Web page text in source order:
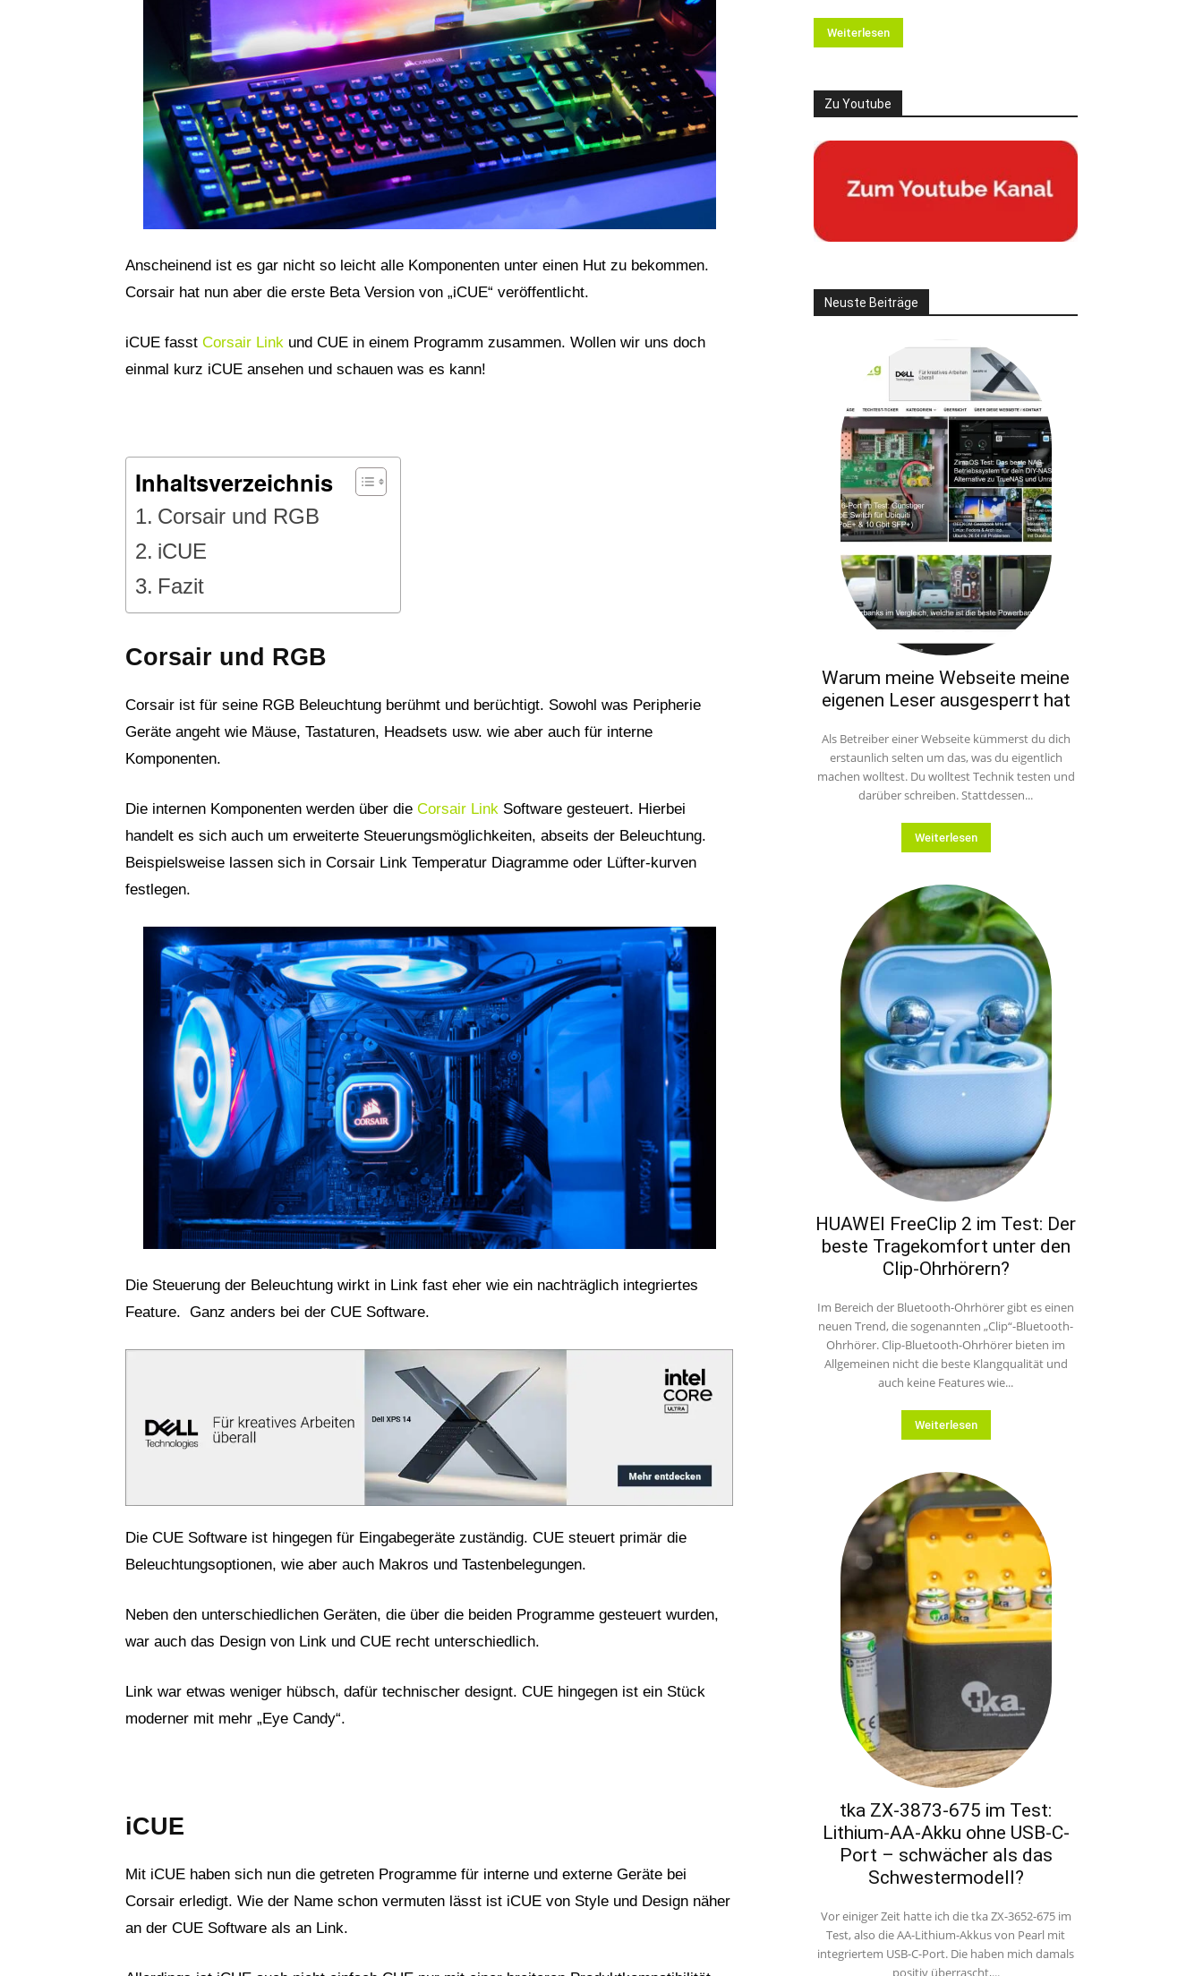
Anscheinend ist es gar nicht so leicht alle Komponenten unter einen Hut zu bekommen.
Corsair hat nun aber die erste Beta Version von „iCUE“ veröffentlicht.
iCUE fasst Corsair Link und CUE in einem Programm zusammen. Wollen wir uns doch
einmal kurz iCUE ansehen und schauen was es kann!
Inhaltsverzeichnis
Corsair und RGB
iCUE
Fazit
Corsair und RGB
Corsair ist für seine RGB Beleuchtung berühmt und berüchtigt. Sowohl was Peripherie
Geräte angeht wie Mäuse, Tastaturen, Headsets usw. wie aber auch für interne
Komponenten.
Die internen Komponenten werden über die Corsair Link Software gesteuert. Hierbei
handelt es sich auch um erweiterte Steuerungsmöglichkeiten, abseits der Beleuchtung.
Beispielsweise lassen sich in Corsair Link Temperatur Diagramme oder Lüfter-kurven
festlegen.
Die Steuerung der Beleuchtung wirkt in Link fast eher wie ein nachträglich integriertes
Feature. Ganz anders bei der CUE Software.
Die CUE Software ist hingegen für Eingabegeräte zuständig. CUE steuert primär die
Beleuchtungsoptionen, wie aber auch Makros und Tastenbelegungen.
Neben den unterschiedlichen Geräten, die über die beiden Programme gesteuert wurden,
war auch das Design von Link und CUE recht unterschiedlich.
Link war etwas weniger hübsch, dafür technischer designt. CUE hingegen ist ein Stück
moderner mit mehr „Eye Candy“.
iCUE
Mit iCUE haben sich nun die getreten Programme für interne und externe Geräte bei
Corsair erledigt. Wie der Name schon vermuten lässt ist iCUE von Style und Design näher
an der CUE Software als an Link.
Weiterlesen
Zu Youtube
Neuste Beiträge
Warum meine Webseite meine
eigenen Leser ausgesperrt hat
Als Betreiber einer Webseite kümmerst du dich
erstaunlich selten um das, was du eigentlich
machen wolltest. Du wolltest Technik testen und
darüber schreiben. Stattdessen...
Weiterlesen
HUAWEI FreeClip 2 im Test: Der
beste Tragekomfort unter den
Clip-Ohrhörern?
Im Bereich der Bluetooth-Ohrhörer gibt es einen
neuen Trend, die sogenannten „Clip“-Bluetooth-
Ohrhörer. Clip-Bluetooth-Ohrhörer bieten im
Allgemeinen nicht die beste Klangqualität und
auch keine Features wie...
Weiterlesen
tka ZX-3873-675 im Test:
Lithium-AA-Akku ohne USB-C-
Port – schwächer als das
Schwestermodell?
Vor einiger Zeit hatte ich die tka ZX-3652-675 im
Test, also die AA-Lithium-Akkus von Pearl mit
integriertem USB-C-Port. Die haben mich damals
positiv überrascht,...